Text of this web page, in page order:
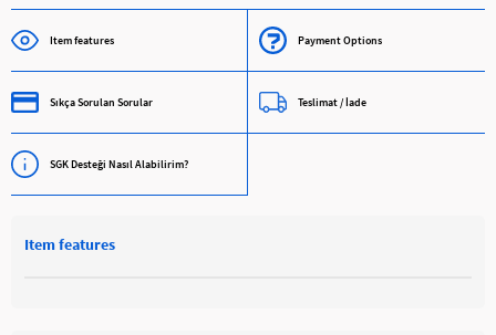
Item features Payment Options
Sıkça Sorulan Sorular Teslimat / İade
SGK Desteği Nasıl Alabilirim?
Item features